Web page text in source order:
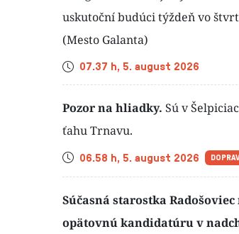
Čas
07.37 h, 5. august 2026
uskutoční budúci týždeň vo
(Mesto Galanta)
Čas
06.58 h, 5. august 2026
Pozor na hliadky. Sú v
ťahu Trnavu.
Súčasná starostka
opätovnú kandidatúru v